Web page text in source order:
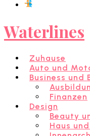
Waterlines
Zuhause
Auto und
Business und
Finanzen
Design
Beauty
Haus